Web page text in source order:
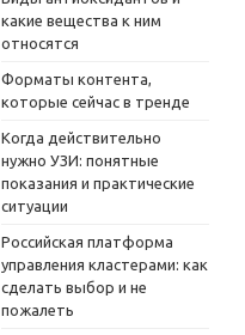
какие вещества к ним
относятся
Форматы контента,
которые сейчас в тренде
Когда действительно
нужно УЗИ: понятные
показания и практические
ситуации
Российская платформа
управления кластерами: как
сделать выбор и не
пожалеть